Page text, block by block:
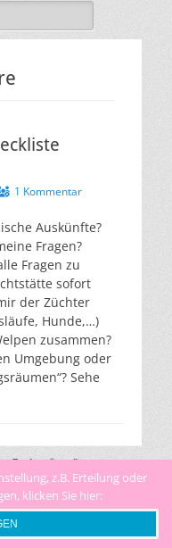
1 Kommentar
Auskünfte?
Fragen?
Fragen zu
sofort
der Züchter
Hunde,…)
zusammen?
Umgebung oder
Sehe
Zuchtstätte "vom
Datenschutzerklärung|
Themes
z.B. Erteilung oder
klicken Sie hier: